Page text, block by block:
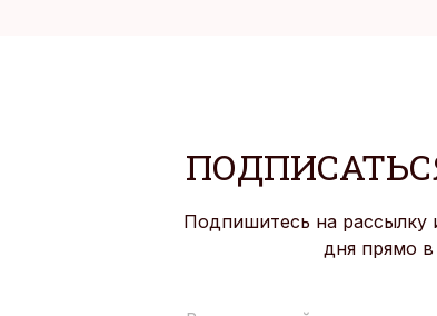
Подпишитесь на рассылку
дня прямо